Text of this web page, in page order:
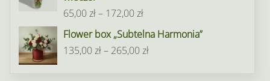
179,00 zł
65,00zł– 172,00złZakres
cen:
od
Flower box „Subtelna Harmonia”
135,00zł– 265,00złZakres